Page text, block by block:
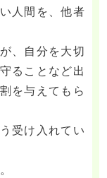
人間を、他者
、自分を大切
ることなど出
を与えてもら
受け入れてい